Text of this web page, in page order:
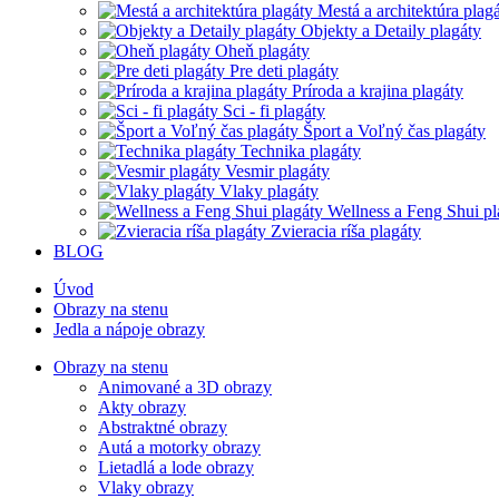
Mestá a architektúra
Objekty a Detaily plagáty
Oheň plagáty
Pre deti plagáty
Príroda a krajina plagáty
Sci - fi plagáty
Šport a Voľný čas plagáty
Technika plagáty
Vesmir plagáty
Vlaky plagáty
Wellness a Feng Shui
Zvieracia ríša plagáty
BLOG
Úvod
Obrazy na stenu
Jedla a nápoje obrazy
Obrazy na stenu
Animované a 3D obrazy
Akty obrazy
Abstraktné obrazy
Autá a motorky obrazy
Lietadlá a lode obrazy
Vlaky obrazy